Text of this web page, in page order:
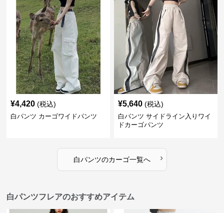
¥4,420 (税込)
白パンツ カーゴワイドパンツ
¥5,640 (税込)
白パンツ サイドライン入りワイ
ドカーゴパンツ
白パンツのカーゴ一覧へ ›
白パンツフレアのおすすめアイテム